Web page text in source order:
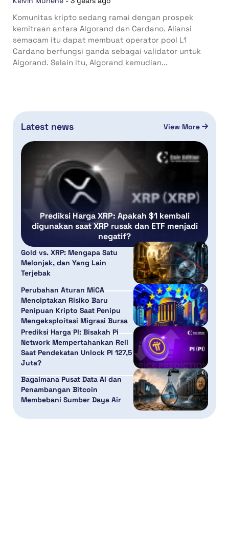
Komunitas kripto sedang ramai dengan prospek
kemitraan antara Algorand dan Cardano. Aliansi
semacam itu dapat membuat operator pool L1
Cardano berfungsi ganda sebagai validator untuk
Algorand. Selain itu, Algorand kemudian...
Latest news View More
Prediksi Harga XRP: Apakah $1 kembali
digunakan saat XRP rusak dan ETF menjadi
negatif?
Gold vs. XRP: Mengapa Satu
Melonjak, dan Yang Lain
Terjebak
Perubahan Aturan MiCA
Menciptakan Risiko Baru
Penipuan Kripto Saat Penipu
Mengeksploitasi Migrasi Bursa
Prediksi Harga PI: Bisakah Pi
Network Mempertahankan Reli
Saat Pendekatan Unlock PI 127,5
Juta?
Bagaimana Pusat Data AI dan
Penambangan Bitcoin
Membebani Sumber Daya Air